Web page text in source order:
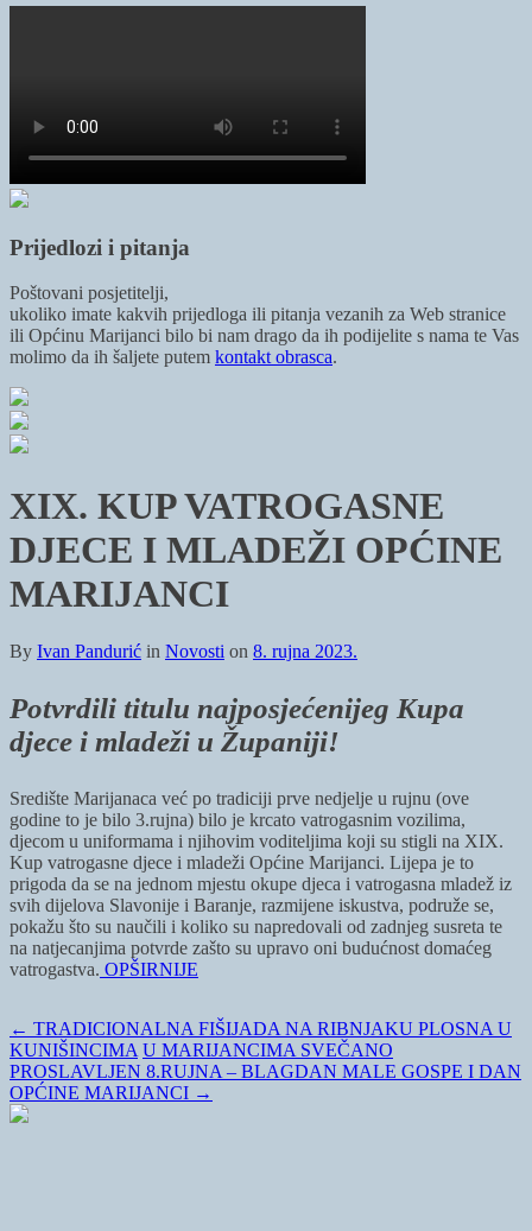
Prijedlozi i pitanja
Poštovani posjetitelji,
ukoliko imate kakvih prijedloga ili pitanja vezanih za Web stranice
ili Općinu Marijanci bilo bi nam drago da ih podijelite s nama te Vas
molimo da ih šaljete putem kontakt obrasca.
XIX. KUP VATROGASNE
DJECE I MLADEŽI OPĆINE
MARIJANCI
By Ivan Pandurić in Novosti on 8. rujna 2023.
Potvrdili titulu najposjećenijeg Kupa
djece i mladeži u Županiji!
Središte Marijanaca već po tradiciji prve nedjelje u rujnu (ove
godine to je bilo 3.rujna) bilo je krcato vatrogasnim vozilima,
djecom u uniformama i njihovim voditeljima koji su stigli na XIX.
Kup vatrogasne djece i mladeži Općine Marijanci. Lijepa je to
prigoda da se na jednom mjestu okupe djeca i vatrogasna mladež iz
svih dijelova Slavonije i Baranje, razmijene iskustva, podruže se,
pokažu što su naučili i koliko su napredovali od zadnjeg susreta te
na natjecanjima potvrde zašto su upravo oni budućnost domaćeg
vatrogastva. OPŠIRNIJE
← TRADICIONALNA FIŠIJADA NA RIBNJAKU PLOSNA U
KUNIŠINCIMA U MARIJANCIMA SVEČANO
PROSLAVLJEN 8.RUJNA – BLAGDAN MALE GOSPE I DAN
OPĆINE MARIJANCI →